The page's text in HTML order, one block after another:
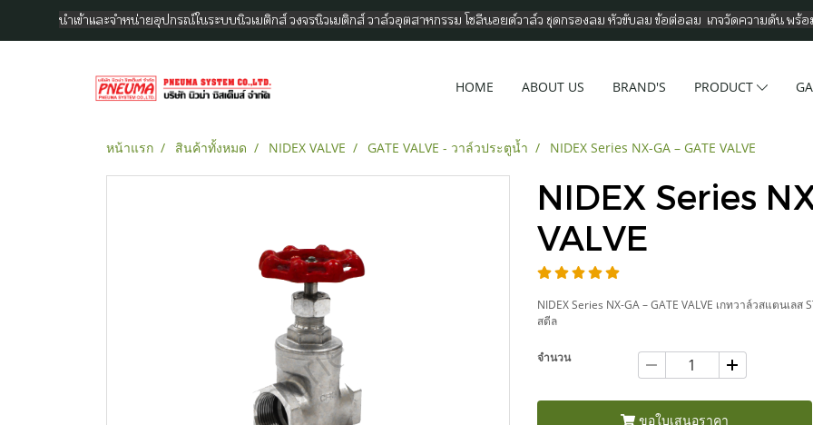
นำเข้าและจำหน่ายอุปกรณ์ในระบบนิวเมติกส์ วงจรนิวเมติกส์ วาล์วอุตสาหกรรม โซลีนอยด์วาล์ว ชุดกรองลม หัวขับลม ข้อต่อลม เกจวัดความดัน พร้อ
HOME ABOUT US BRAND'S PRODUCT
หน้าแรก สินค้าทั้งหมด NIDEX VALVE GATE VALVE - วาล์วประตูน้ำ NIDEX Series NX-GA – GATE VALVE
NIDEX Series
VALVE
NIDEX Series NX-GA – GATE VALVE เกทวาล์วสแตนเลส
สตีล
จำนวน
ขอใบเสนอราคา